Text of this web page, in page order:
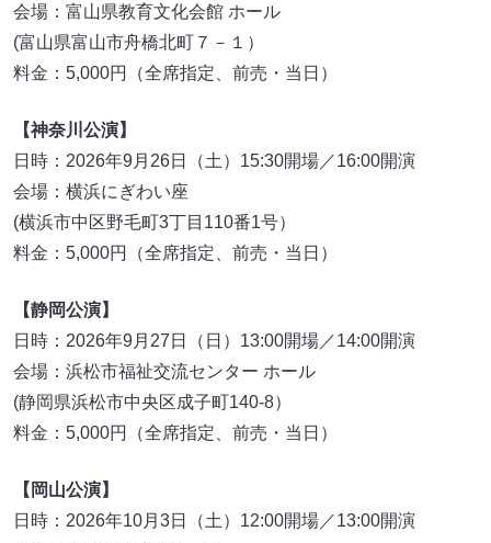
会場：富山県教育文化会館 ホール
(富山県富山市舟橋北町７－１）
料金：5,000円（全席指定、前売・当日）
【神奈川公演】
日時：2026年9月26日（土）15:30開場／16:00開演
会場：横浜にぎわい座
(横浜市中区野毛町3丁目110番1号）
料金：5,000円（全席指定、前売・当日）
【静岡公演】
日時：2026年9月27日（日）13:00開場／14:00開演
会場：浜松市福祉交流センター ホール
(静岡県浜松市中央区成子町140-8）
料金：5,000円（全席指定、前売・当日）
【岡山公演】
日時：2026年10月3日（土）12:00開場／13:00開演